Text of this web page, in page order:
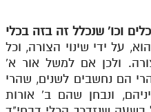
וכו' שנכלל זה בזה בכלי
על ידי שינוי הצורה, וכל
ולכן אם למשל אור א'
הם נחשבים לשנים, שהרי
ונבחן שהם ב' אורות